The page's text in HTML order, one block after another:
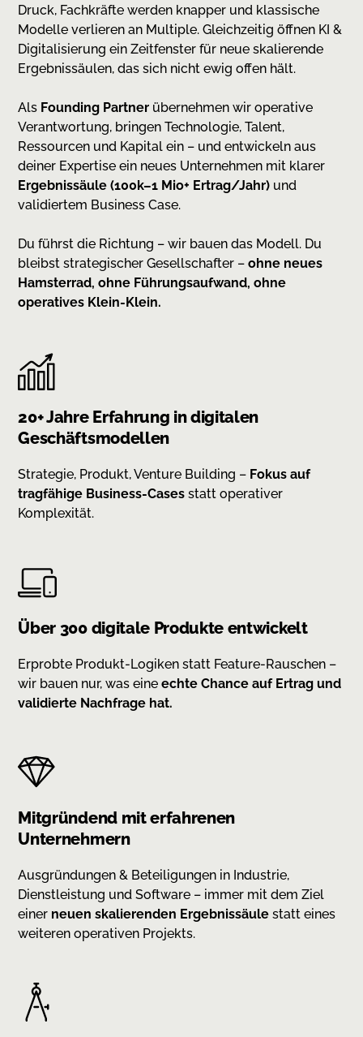
Druck, Fachkräfte werden knapper und klassische
Modelle verlieren an Multiple. Gleichzeitig öffnen KI &
Digitalisierung ein Zeitfenster für neue skalierende
Ergebnissäulen, das sich nicht ewig offen hält.
Als Founding Partner übernehmen wir operative
Verantwortung, bringen Technologie, Talent,
Ressourcen und Kapital ein – und entwickeln aus
deiner Expertise ein neues Unternehmen mit klarer
Ergebnissäule (100k–1 Mio+ Ertrag/Jahr) und
validiertem Business Case.
Du führst die Richtung – wir bauen das Modell. Du
bleibst strategischer Gesellschafter –ohne neues
Hamsterrad, ohne Führungsaufwand, ohne
operatives Klein-Klein.
20+ Jahre Erfahrung in digitalen
Geschäftsmodellen
Strategie, Produkt, Venture Building – Fokus auf
tragfähige Business-Cases statt operativer
Komplexität.
Über 300 digitale Produkte entwickelt
Erprobte Produkt-Logiken statt Feature-Rauschen –
wir bauen nur, was eineechte Chance auf Ertrag und
validierte Nachfrage hat.
Mitgründend mit erfahrenen
Unternehmern
Ausgründungen & Beteiligungen in Industrie,
Dienstleistung und Software – immer mit dem Ziel
einer neuen skalierenden Ergebnissäule statt eines
weiteren operativen Projekts.